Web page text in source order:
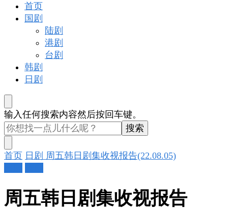
亚剧晚报
戏里戏外看亚洲
首页
国剧
陆剧
港剧
台剧
韩剧
日剧
找
什
么
东
西
吗?
输入任何搜索内容然后按回车键。
首页 日剧 周五韩日剧集收视报告(22.08.05)
周五韩日剧集收视报告